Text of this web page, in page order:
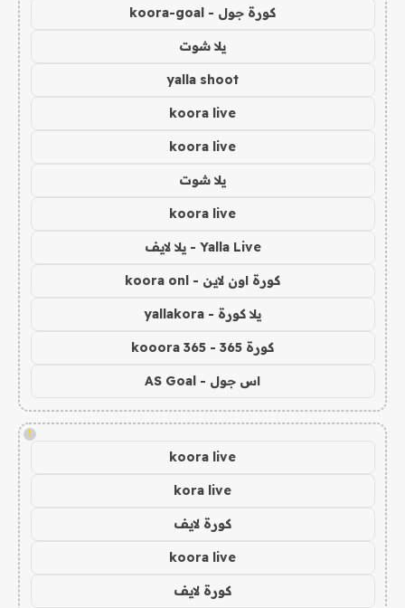
كورة جول - koora-goal
يلا شوت
yalla shoot
koora live
koora live
يلا شوت
koora live
Yalla Live - يلا لايف
كورة اون لاين - koora onl
يلا كورة - yallakora
كورة 365 - kooora 365
اس جول - AS Goal
!
koora live
kora live
كورة لايف
koora live
كورة لايف